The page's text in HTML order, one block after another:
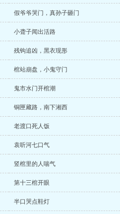
假爷爷哭门，真孙子砸门
小聋子闻出活路
残钩追凶，黑衣现形
棺站崩盘，小鬼守门
鬼市水门开棺潮
铜匣藏路，南下湘西
老渡口死人饭
袁听河七口气
竖棺里的人喘气
第十三棺开眼
半口哭点鞋灯